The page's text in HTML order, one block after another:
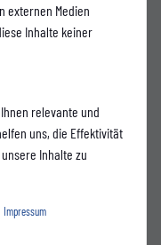
externen Medien
Inhalte keiner
relevante und
uns, die Effektivität
Inhalte zu
Impressum
den 26. Juni,
und dem Bergischen
Vorfreude auf den
am Zoo wird
in Wuppertal“
gemeinsam mit LIV –
anderem die Geschichte
nach den Sommerferien